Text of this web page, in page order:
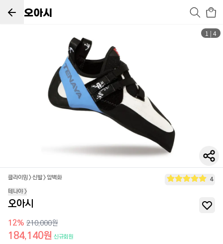
오아시
1 | 4
클라이밍>신발>암벽화
4
테나야>
오아시
12% 210,000원
184,140원 신규회원